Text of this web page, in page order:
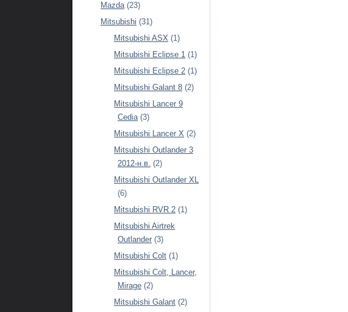
Mazda (23)
Mitsubishi (31)
Mitsubishi ASX (1)
Mitsubishi Eclipse 1 (1)
Mitsubishi Eclipse 2 (1)
Mitsubishi Galant 8 (2)
Mitsubishi Lancer 9
Cedia (3)
Mitsubishi Lancer X (2)
Mitsubishi Outlander 3
2012-н.в. (2)
Mitsubishi Outlander XL
(6)
Mitsubishi RVR 2 (1)
Mitsubishi Airtrek
Outlander (3)
Mitsubishi Colt (1)
Mitsubishi Colt, Lancer,
Mirage (2)
Mitsubishi Galant (2)